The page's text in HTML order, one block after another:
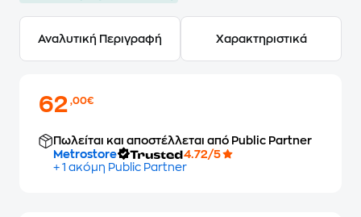
Αναλυτική Περιγραφή Χαρακτηριστικά
62,00€
Πωλείται και αποστέλλεται από Public Partner
Metrostore
4.72/5
+ 1 ακόμη Public Partner